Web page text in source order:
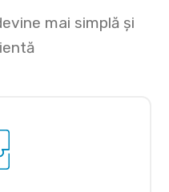
mai simplă și